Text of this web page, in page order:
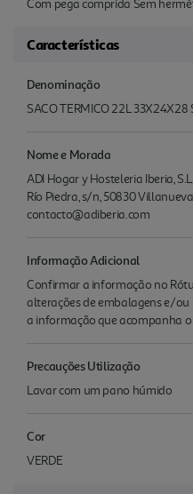
Com pega comprida Sem
Características
Denominação
SACO TERMICO 22L 33X24X28
Nome e Morada
ADI Hogar y Hosteleria Iberia,
Río Piedra, s/n, 50830
contacto@adiberia.com
Informação Adicional
Confirmar a informação no
alterações de embalagens e/ou
a informação que acompanha
Precauções Utilização
Lavar com um pano húmido
Cor
VERDE